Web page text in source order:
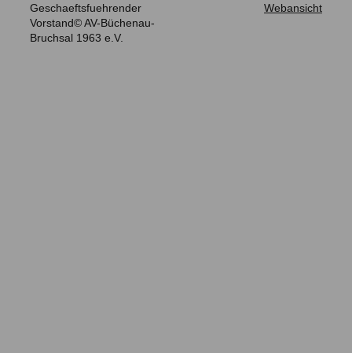
Geschaeftsfuehrender
Vorstand© AV-Büchenau-
Bruchsal 1963 e.V.
Webansicht